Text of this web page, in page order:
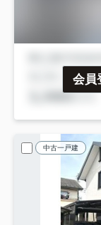
会員
中古一戸建